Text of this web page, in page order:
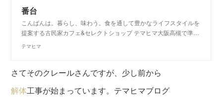
番台
こんばんは。暮らし、味わう。食を通して豊かなライフスタイルを
提案する古民家カフェ&セレクトショップ テマヒマ大阪高槻で準…
テマヒマ
さてそのクレールさんですが、少し前から
解体工事が始まっています。テマヒマブログ